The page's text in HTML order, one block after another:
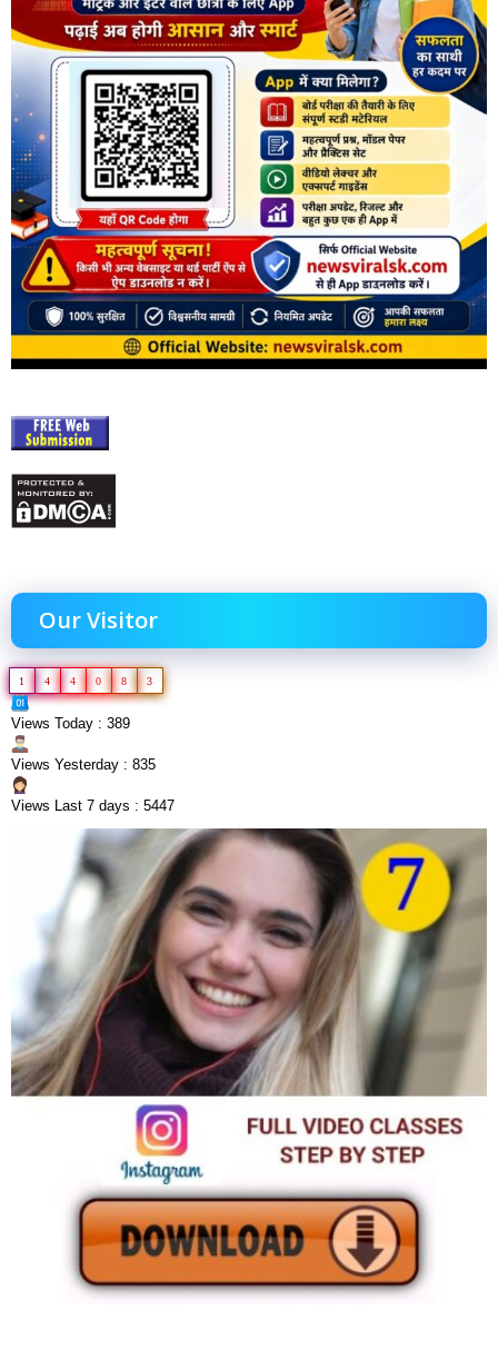
Our Visitor
1 4 4 0 8 3
Views Today : 389
Views Yesterday : 835
Views Last 7 days : 5447